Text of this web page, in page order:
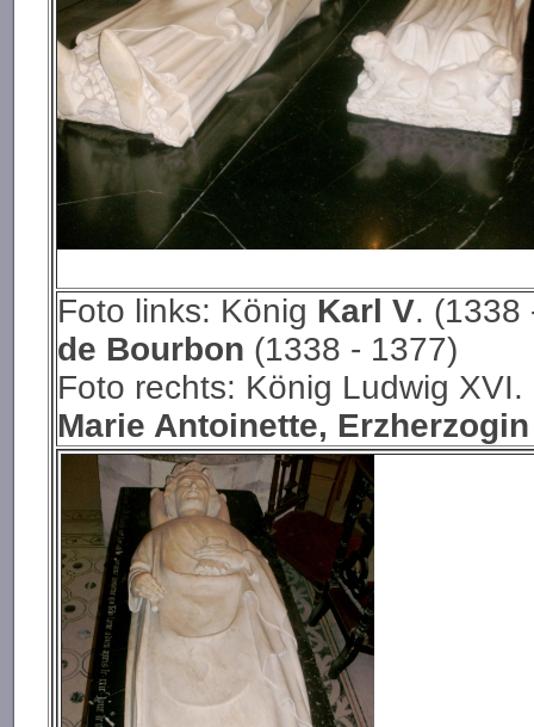
Foto links: König Karl V. (1338
de Bourbon (1338 - 1377)
Foto rechts: König Ludwig
Marie Antoinette,